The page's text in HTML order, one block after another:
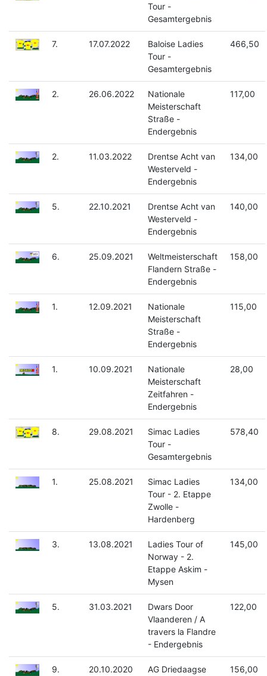
Tour -
Gesamtergebnis
7. 17.07.2022
Baloise Ladies
Tour -
Gesamtergebnis
466,50
2. 26.06.2022
Nationale
Meisterschaft
Straße -
Endergebnis
117,00
2. 11.03.2022
Drentse Acht van
Westerveld -
Endergebnis
134,00
5. 22.10.2021
Drentse Acht van
Westerveld -
Endergebnis
140,00
6. 25.09.2021
Weltmeisterschaft
Flandern Straße -
Endergebnis
158,00
1. 12.09.2021
Nationale
Meisterschaft
Straße -
Endergebnis
115,00
1. 10.09.2021
Nationale
Meisterschaft
Zeitfahren -
Endergebnis
28,00
8. 29.08.2021
Simac Ladies
Tour -
Gesamtergebnis
578,40
1. 25.08.2021
Simac Ladies
Tour - 2. Etappe
Zwolle -
Hardenberg
134,00
3. 13.08.2021
Ladies Tour of
Norway - 2.
Etappe Askim -
Mysen
145,00
5. 31.03.2021
Dwars Door
Vlaanderen / A
travers la Flandre
- Endergebnis
122,00
9. 20.10.2020
AG Driedaagse
156,00